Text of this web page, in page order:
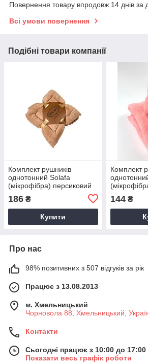
Повернення товару впродовж 14 днів за
Всі умови повернення
Подібні товари компанії
Комплект рушників
однотонний Solafa
(мікрофібра) персиковий
186 ₴
Купити
Комплект
144₴
Про нас
98% позитивних з 507 відгуків за рік
Працює з 13.08.2013
м. Хмельницький
Чорновола 88, Хмельницький,
Контакти
Сьогодні працює з 10:00 до 17:00
Показати весь графік роботи